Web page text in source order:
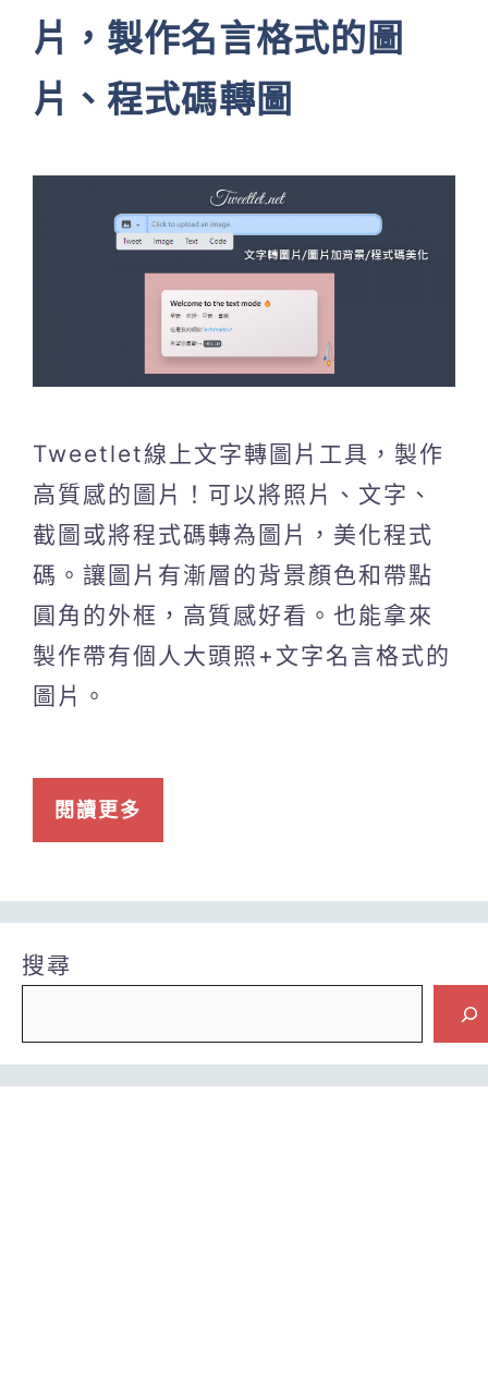
片，製作名言格式的圖
片、程式碼轉圖
Tweetlet線上文字轉圖片工具，製作
高質感的圖片！可以將照片、文字、
截圖或將程式碼轉為圖片，美化程式
碼。讓圖片有漸層的背景顏色和帶點
圓角的外框，高質感好看。也能拿來
製作帶有個人大頭照+文字名言格式的
圖片。
閱讀更多
搜尋